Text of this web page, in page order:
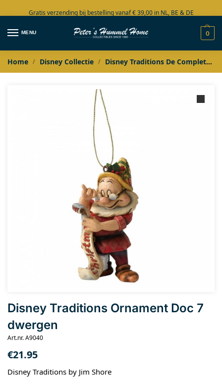
Gratis verzending bij bestelling vanaf € 39,00 in NL, BE & DE
Grote collectie in voorraad
MENU 0
Home / Disney Collectie / Disney Traditions De Complete Collectie
Disney Traditions Ornament Doc 7
dwergen
Art.nr. A9040
€21.95
Disney Traditions by Jim Shore